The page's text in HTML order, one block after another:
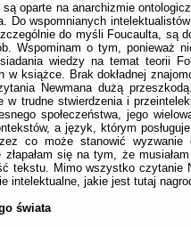
są oparte na anarchizmie
Do wspomnianych
do myśli Foucaulta, są
Wspominam o tym, ponieważ
wiedzy na temat teorii
w książce. Brak dokładnej
Newmana dużą
trudne stwierdzenia i
społeczeństwa, jego
a język, którym
co może stanowić
się na tym, że
tekstu. Mimo wszystko czytanie
intelektualne, jakie jest tutaj
świata